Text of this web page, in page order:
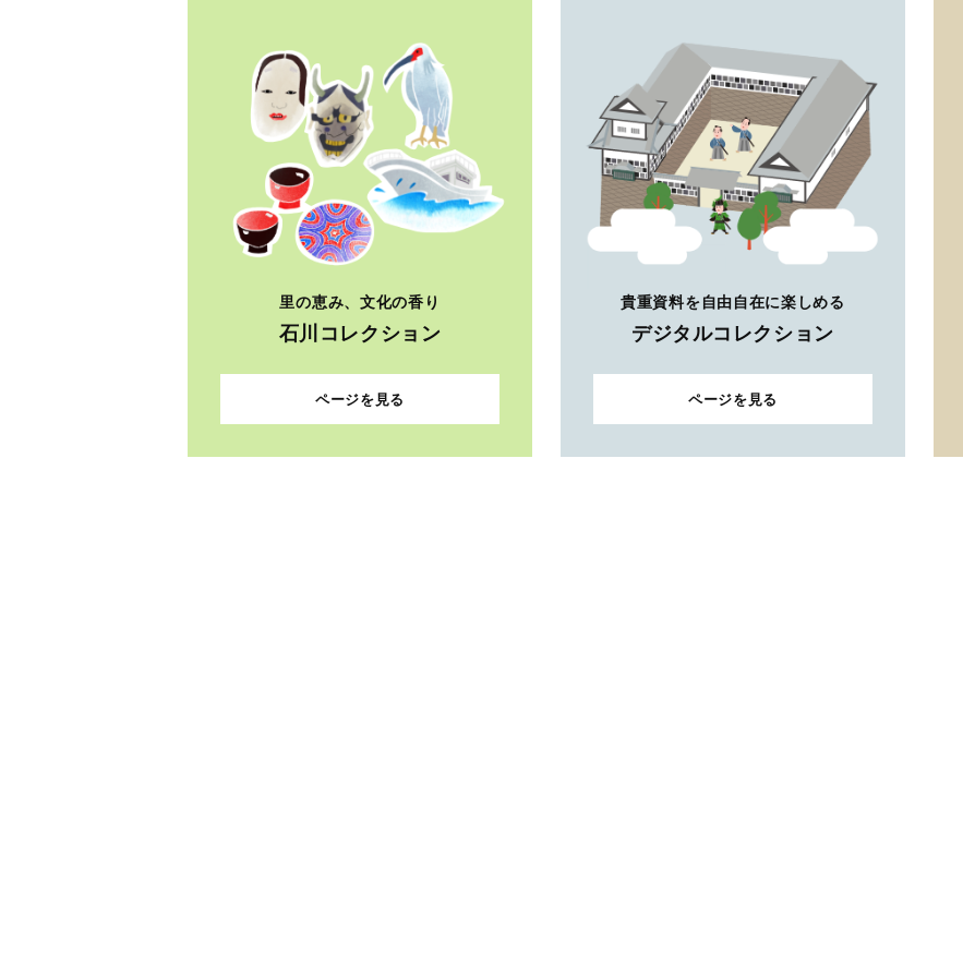
里の恵み、文化の香り
石川コレクション
ページを見る
貴重資料を自由自在に楽しめる
デジタルコレクション
ページを見る